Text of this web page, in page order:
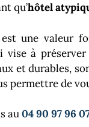
qu’hôtel
est une valeur
vise à
et durables,
permettre de
au04 90 97 96